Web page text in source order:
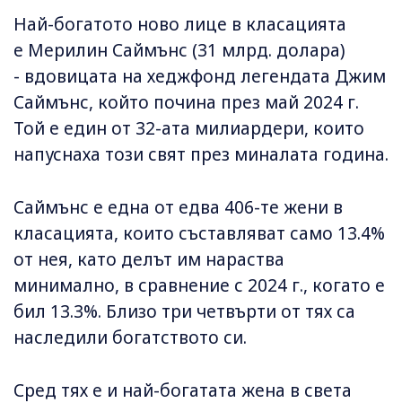
Най-богатото ново лице в класацията
е Мерилин Саймънс (31 млрд. долара)
- вдовицата на хеджфонд легендата Джим
Саймънс, който почина през май 2024 г.
Той е един от 32-ата милиардери, които
напуснаха този свят през миналата година.
Саймънс е една от едва 406-те жени в
класацията, които съставляват само 13.4%
от нея, като делът им нараства
минимално, в сравнение с 2024 г., когато е
бил 13.3%. Близо три четвърти от тях са
наследили богатството си.
Сред тях е и най-богатата жена в света